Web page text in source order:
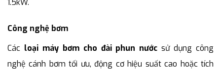
1.5kW.
Công nghệ bơm
Các loại máy bơm cho đài phun nước sử dụng công
nghệ cánh bơm tối ưu, động cơ hiệu suất cao hoặc tích